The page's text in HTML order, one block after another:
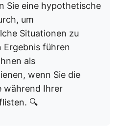
Sie eine hypothetische
um
Situationen zu
Ergebnis führen
als
wenn Sie die
während Ihrer
🔍